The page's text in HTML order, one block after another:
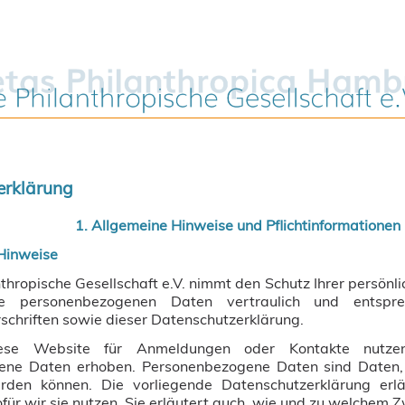
1. Allgemeine Hinweise und Pflichtinformationen
Gesellschaft e.V. nimmt den Schutz Ihrer
personenbezogenen Daten vertraulich und
sowie dieser Datenschutzerklärung.
Website für Anmeldungen oder Kontakte
Daten erhoben. Personenbezogene Daten sind
können. Die vorliegende Datenschutzerklärung